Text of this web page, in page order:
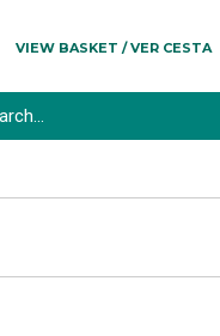
VIEW BASKET / VER CESTA